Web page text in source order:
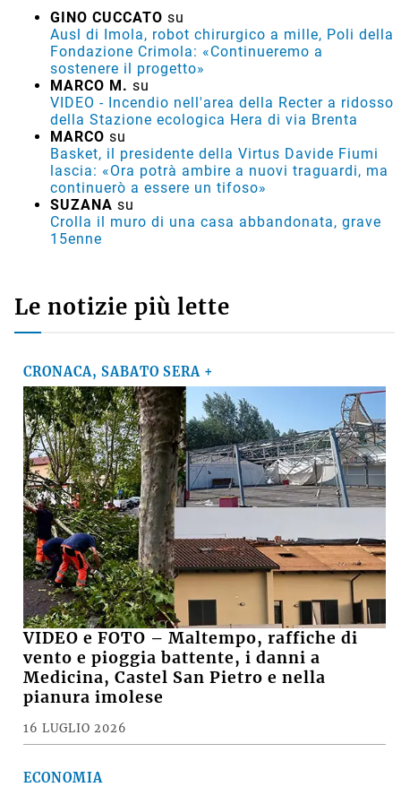
GINO CUCCATO su
Ausl di Imola, robot chirurgico a mille, Poli della
Fondazione Crimola: «Continueremo a
sostenere il progetto»
MARCO M. su
VIDEO - Incendio nell'area della Recter a ridosso
della Stazione ecologica Hera di via Brenta
MARCO su
Basket, il presidente della Virtus Davide Fiumi
lascia: «Ora potrà ambire a nuovi traguardi, ma
continuerò a essere un tifoso»
SUZANA su
Crolla il muro di una casa abbandonata, grave
15enne
Le notizie più lette
CRONACA, SABATO SERA +
VIDEO e FOTO – Maltempo, raffiche di
vento e pioggia battente, i danni a
Medicina, Castel San Pietro e nella
pianura imolese
16 LUGLIO 2026
ECONOMIA